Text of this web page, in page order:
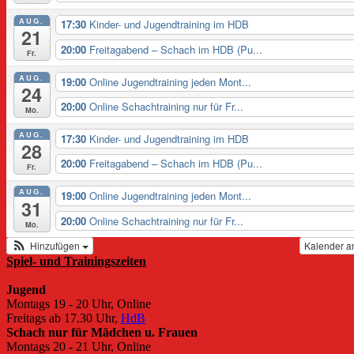
AUG.
21
Fr.
17:30 Kinder- und Jugendtraining im HDB
20:00 Freitagabend – Schach im HDB (Pu...
AUG.
24
Mo.
19:00 Online Jugendtraining jeden Mont...
20:00 Online Schachtraining nur für Fr...
AUG.
28
Fr.
17:30 Kinder- und Jugendtraining im HDB
20:00 Freitagabend – Schach im HDB (Pu...
AUG.
31
Mo.
19:00 Online Jugendtraining jeden Mont...
20:00 Online Schachtraining nur für Fr...
Kalender
Hinzufügen
Spiel- und Trainingszeiten
Jugend
Montags 19 - 20 Uhr, Online
Freitags ab 17.30 Uhr, HdB
Schach nur für Mädchen u. Frauen
Montags 20 - 21 Uhr, Online